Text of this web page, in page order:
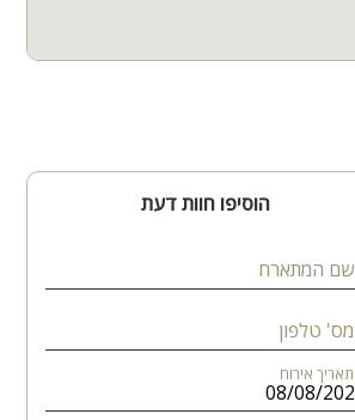
הוסיפו חוות דעת
שם המתארח
מס' טלפון
תאריך אירוח